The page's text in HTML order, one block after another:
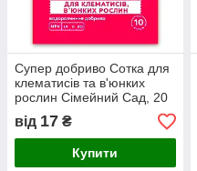
Супер добриво Сотка для
клематисів та в'юнких
рослин Сімейний Сад, 20
від 17 ₴
Купити